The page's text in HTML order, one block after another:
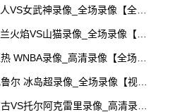
VS女武神录像_全场录像【全场
火焰VS山猫录像_全场录像【高
WNBA录像_高清录像【全场回
尔 冰岛超录像_全场录像【视频
VS托尔阿克雷里录像_高清录像